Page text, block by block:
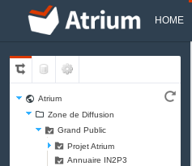
HOME
Atrium
Zone de Diffusion
Grand Public
Projet Atrium
Annuaire IN2P3